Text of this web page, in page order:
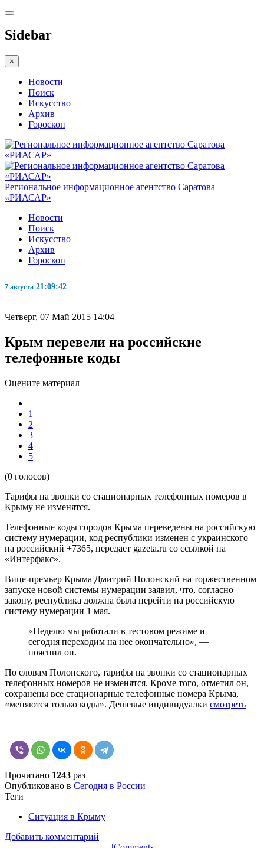
Sidebar
×
Новости
Поиск
Искусство
Архив
Гороскоп
Региональное информационное агентство Саратова
«РИАСАР»
Новости
Поиск
Искусство
Архив
Гороскоп
7 августа 21:09:42
Четверг, 07 Май 2015 14:04
Крым перевели на российские
телефонные коды
Оцените материал
1
2
3
4
5
(0 голосов)
Тарифы на звонки со стационарных телефонных номеров в
Крыму не изменятся.
Телефонные коды городов Крыма переведены на российскую
систему нумерации, код республики изменен с украинского
на российский +7365, передает gazeta.ru со ссылкой на
«Интерфакс».
Вице-премьер Крыма Дмитрий Полонский на торжественном
запуске новой системы нумерации заявил, что, согласно
закону, республика должна была перейти на российскую
систему нумерации 1 мая.
«Неделю мы работали в тестовом режиме и
сегодня переходим на нее окончательно», —
пояснил он.
По словам Полонского, тарифы на звонки со стационарных
телефонных номеров не изменятся. Кроме того, отметил он,
сохранены все стационарные телефонные номера Крыма,
«меняются только коды». Дешевые индивидуалки смотреть
Прочитано 1243 раз
Опубликовано в Сегодня в России
Теги
Ситуация в Крыму
Добавить комментарий